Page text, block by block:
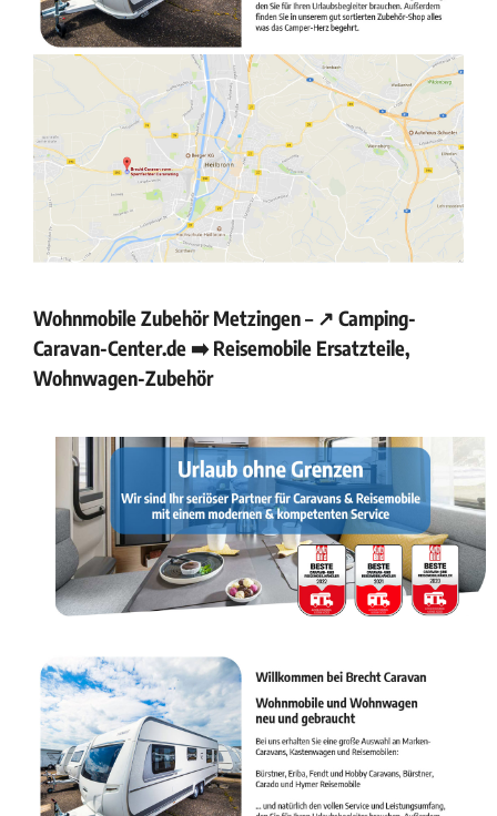
Wohnmobile Zubehör Metzingen – ↗️ Camping-
Caravan-Center.de ➡️ Reisemobile Ersatzteile,
Wohnwagen-Zubehör